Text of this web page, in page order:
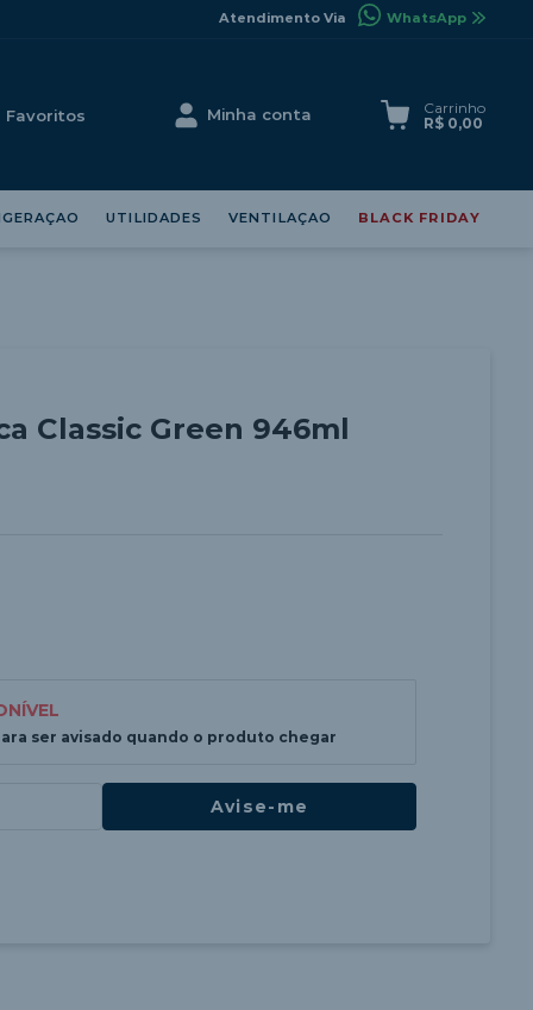
WhatsApp
Carrinho
R$ 0,00
UTILIDADES VENTILAÇAO BLACK FRIDAY
Classic Green 946ml
ser avisado quando o produto chegar
Avise-me